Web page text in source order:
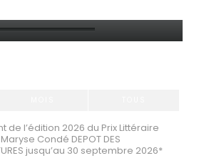
de l’édition 2026 du Prix Littéraire
Maryse Condé DEPOT DES
jusqu’au 30 septembre 2026*